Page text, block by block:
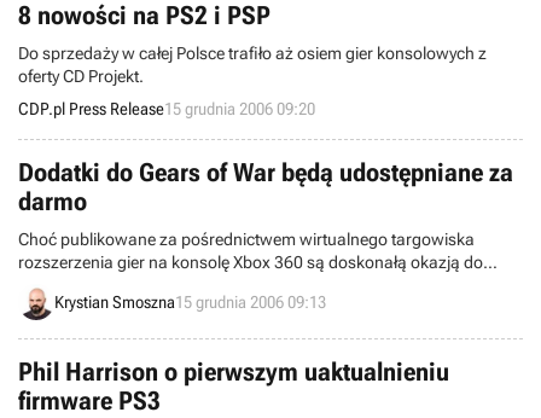
8 nowości na PS2 i PSP
Do sprzedaży w całej Polsce trafiło aż osiem gier konsolowych z
oferty CD Projekt.
CDP.pl Press Release15 grudnia 2006 09:20
Dodatki do Gears of War będą udostępniane za
darmo
Choć publikowane za pośrednictwem wirtualnego targowiska
rozszerzenia gier na konsolę Xbox 360 są doskonałą okazją do
zarobienia pieniędzy, ludzie z Epic Games nie zamierzają obarczać
swoich fanów kolejnymi kosztami. Oznacza to, że zapowiadane od
Krystian Smoszna15 grudnia 2006 09:13
Phil Harrison o pierwszym uaktualnieniu
firmware PS3